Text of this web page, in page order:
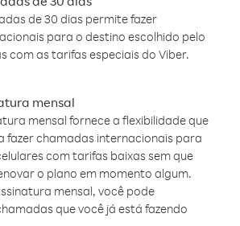
de 30 dias permite fazer
para o destino escolhido pelo
com as tarifas especiais do Viber.
mensal
mensal fornece a flexibilidade que
fazer chamadas internacionais para
com tarifas baixas sem que
o plano em momento algum.
mensal, você pode
que você já está fazendo